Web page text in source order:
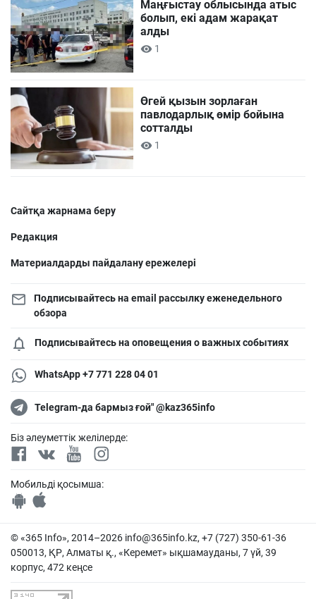
Маңғыстау облысында атыс
болып, екі адам жарақат
алды
1
Өгей қызын зорлаған
павлодарлық өмір бойына
сотталды
1
Сайтқа жарнама беру
Редакция
Материалдарды пайдалану ережелері
Подписывайтесь на email рассылку еженедельного
обзора
Подписывайтесь на оповещения о важных событиях
WhatsApp +7 771 228 04 01
Telegram-да бармыз ғой" @kaz365info
Біз әлеуметтік желілерде:
Мобильді қосымша:
© «365 Info», 2014–2026 info@365info.kz, +7 (727) 350-61-36
050013, ҚР, Алматы қ., «Керемет» ықшамауданы, 7 үй, 39
корпус, 472 кеңсе